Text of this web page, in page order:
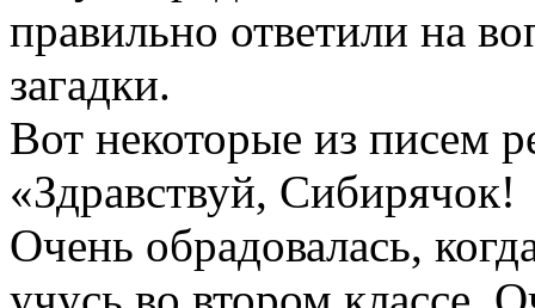
правильно ответили на
загадки.
Вот некоторые из писем
«Здравствуй, Сибирячок!
Очень обрадовалась,